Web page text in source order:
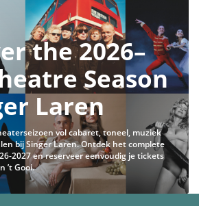
the 2026–
Season
Laren
vol cabaret, toneel, muziek
bij Singer Laren. Ontdek het complete
2027 en reserveer eenvoudig je tickets
’t Gooi.